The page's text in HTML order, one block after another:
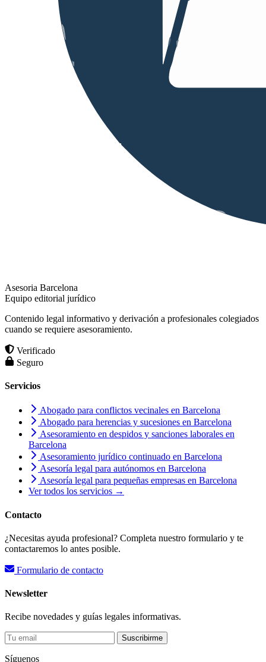
Asesoria Barcelona
Equipo editorial jurídico
Contenido legal informativo y derivación a profesionales colegiados
cuando se requiere asesoramiento.
Verificado
Seguro
Servicios
Abogado para conflictos vecinales en Barcelona
Abogado para herencias y sucesiones en Barcelona
Asesoramiento en despidos y sanciones laborales en
Barcelona
Asesoramiento jurídico continuado en Barcelona
Asesoría legal para autónomos en Barcelona
Asesoría legal para pequeñas empresas en Barcelona
Ver todos los servicios →
Contacto
¿Necesitas ayuda profesional? Completa nuestro formulario y te
contactaremos lo antes posible.
Formulario de contacto
Newsletter
Recibe novedades y guías legales informativas.
Suscribirme
Síguenos